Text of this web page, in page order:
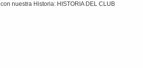
nuestra Historia: HISTORIA DEL CLUB